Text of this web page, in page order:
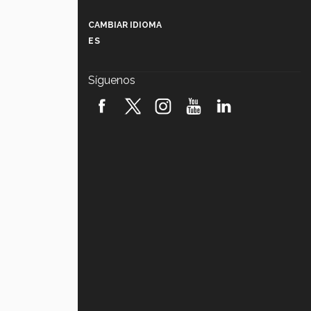
robótica FIRST 2026! (video)
CAMBIAR IDIOMA
ES
Síguenos